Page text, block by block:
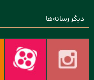
دیگر رسانه‌ها